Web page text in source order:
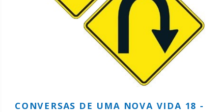
CONVERSAS DE UMA NOVA VIDA 18 -